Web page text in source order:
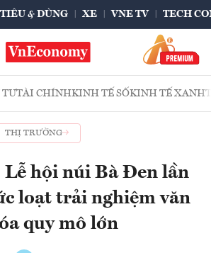
TIÊU & DÙNG XE VNE TV TECH
TƯTÀI CHÍNHKINH TẾ SỐKINH TẾ XANH
THỊ TRƯỜNG
hội núi Bà Đen lần
loạt trải nghiệm văn
quy mô lớn